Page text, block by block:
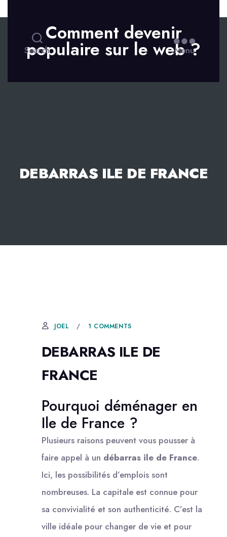
Search
Comment devenir
populaire sur le web ?
Menu
DEBARRAS ILE DE FRANCE
JOEL 1 COMMENTS
DEBARRAS ILE DE
FRANCE
Pourquoi déménager en
Ile de France ?
Plusieurs raisons peuvent vous pousser à
faire appel à un débarras ile de France.
Ici, les possibilités d’emplois sont
nombreuses. La capitale est connue pour
sa convivialité et son authenticité. C’est la
ville idéale pour changer de vie et pour